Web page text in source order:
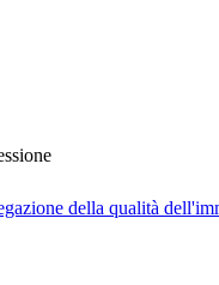
della qualità